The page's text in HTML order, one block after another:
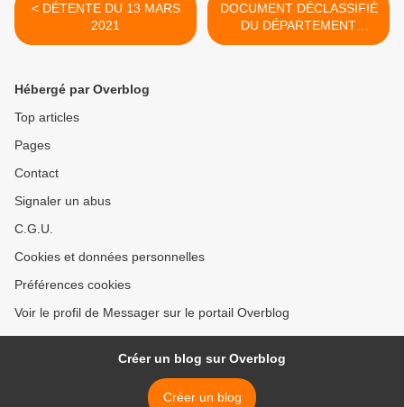
< DÉTENTE DU 13 MARS
2021
DOCUMENT DÉCLASSIFIÉ
DU DÉPARTEMENT
D’ÉTAT : LA BIOGRAPHIE
Hébergé par Overblog
Top articles
Pages
Contact
Signaler un abus
C.G.U.
Cookies et données personnelles
Préférences cookies
Voir le profil de Messager sur le portail Overblog
Créer un blog sur Overblog
Créer un blog